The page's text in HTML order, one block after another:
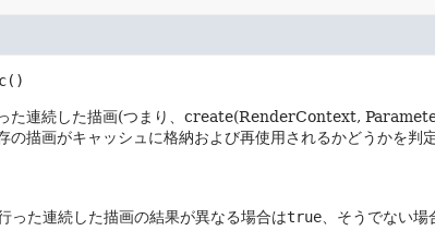
()
た連続した描画(つまり、create(RenderContext,
の描画がキャッシュに格納および再使用されるかどうかを判
った連続した描画の結果が異なる場合はtrue、そうでない場